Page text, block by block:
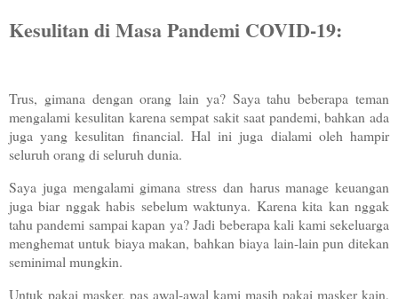
Kesulitan di Masa Pandemi COVID-19:
Trus, gimana dengan orang lain ya? Saya tahu beberapa teman
mengalami kesulitan karena sempat sakit saat pandemi, bahkan ada
juga yang kesulitan financial. Hal ini juga dialami oleh hampir
seluruh orang di seluruh dunia.
Saya juga mengalami gimana stress dan harus manage keuangan
juga biar nggak habis sebelum waktunya. Karena kita kan nggak
tahu pandemi sampai kapan ya? Jadi beberapa kali kami sekeluarga
menghemat untuk biaya makan, bahkan biaya lain-lain pun ditekan
seminimal mungkin.
Untuk pakai masker, pas awal-awal kami masih pakai masker kain,